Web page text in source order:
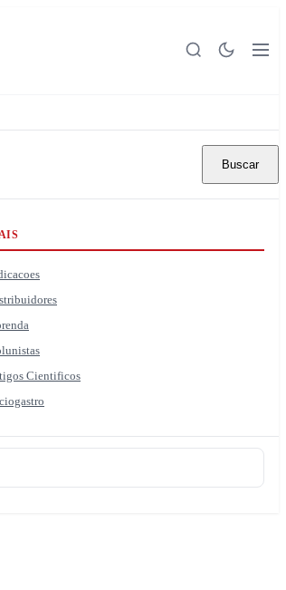
Buscar
Cientificos